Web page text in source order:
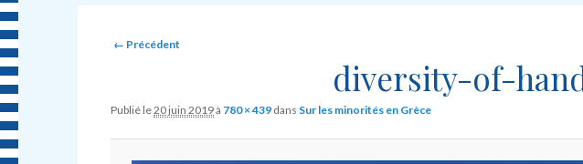
Image navigation
← Précédent
diversity-of-
Publié le20 juin 2019à 780 × 439 dans Sur les minorités en Grèce